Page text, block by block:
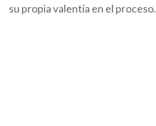
su propia valentía en el proceso.